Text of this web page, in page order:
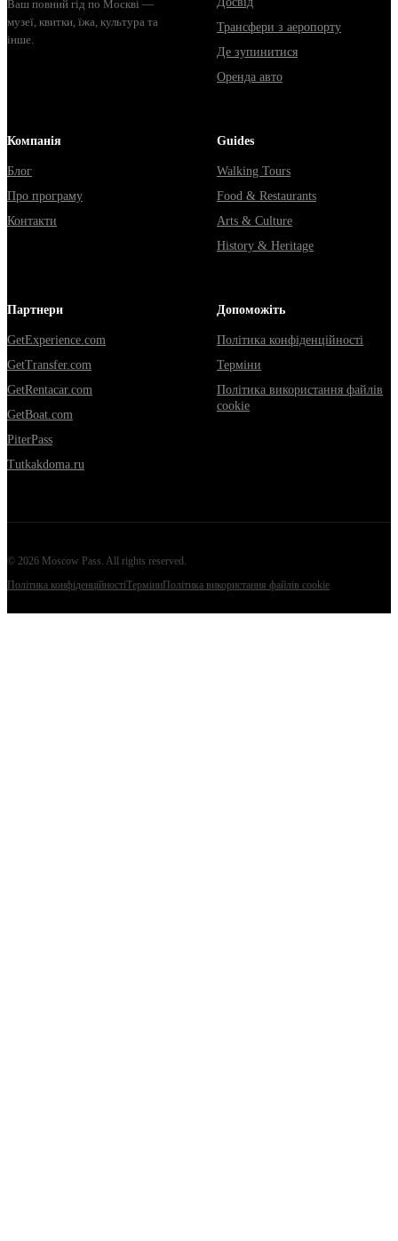
Ваш повний гід по Москві —
музеї, квитки, їжа, культура та
інше.
Трансфери з аеропорту
Де зупинитися
Оренда авто
Компанія
Блог
Про програму
Контакти
Guides
Walking Tours
Food & Restaurants
Arts & Culture
History & Heritage
Партнери
GetExperience.com
GetTransfer.com
GetRentacar.com
GetBoat.com
PiterPass
Tutkakdoma.ru
Допоможіть
Політика конфіденційності
Терміни
Політика використання файлів
cookie
© 2026 Moscow Pass . All rights reserved.
Політика конфіденційностіТерміниПолітика використання файлів cookie